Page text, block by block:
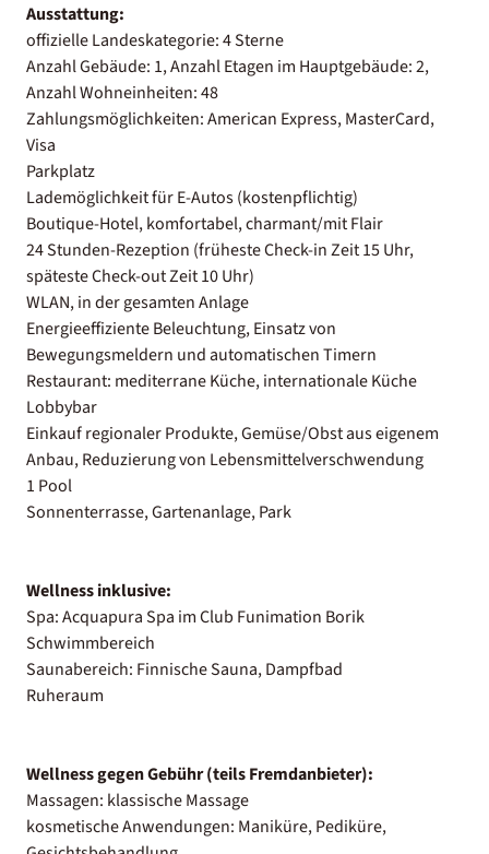
Ausstattung:
offizielle Landeskategorie: 4 Sterne
Anzahl Gebäude: 1, Anzahl Etagen im Hauptgebäude: 2,
Anzahl Wohneinheiten: 48
Zahlungsmöglichkeiten: American Express, MasterCard,
Visa
Parkplatz
Lademöglichkeit für E-Autos (kostenpflichtig)
Boutique-Hotel, komfortabel, charmant/mit Flair
24 Stunden-Rezeption (früheste Check-in Zeit 15 Uhr,
späteste Check-out Zeit 10 Uhr)
WLAN, in der gesamten Anlage
Energieeffiziente Beleuchtung, Einsatz von
Bewegungsmeldern und automatischen Timern
Restaurant: mediterrane Küche, internationale Küche
Lobbybar
Einkauf regionaler Produkte, Gemüse/Obst aus eigenem
Anbau, Reduzierung von Lebensmittelverschwendung
1 Pool
Sonnenterrasse, Gartenanlage, Park
Wellness inklusive:
Spa: Acquapura Spa im Club Funimation Borik
Schwimmbereich
Saunabereich: Finnische Sauna, Dampfbad
Ruheraum
Wellness gegen Gebühr (teils Fremdanbieter):
Massagen: klassische Massage
kosmetische Anwendungen: Maniküre, Pediküre,